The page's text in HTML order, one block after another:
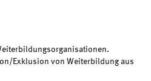
Exklusion von Weiterbildung aus